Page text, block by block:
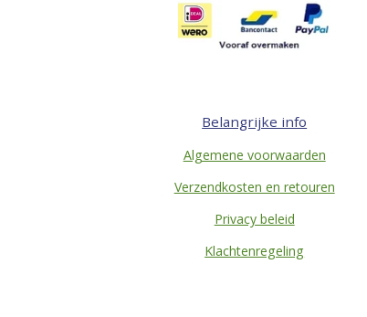
Belangrijke info
Algemene voorwaarden
Verzendkosten en retouren
Privacy beleid
Klachtenregeling